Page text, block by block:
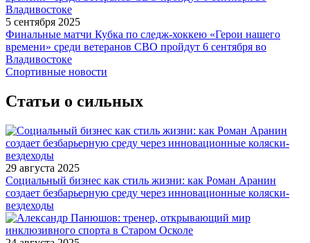
5 сентября 2025
Финальные матчи Кубка по следж-хоккею «Герои нашего
времени» среди ветеранов СВО пройдут 6 сентября во
Владивостоке
Спортивные новости
Статьи о сильных
29 августа 2025
Социальный бизнес как стиль жизни: как Роман Аранин
создает безбарьерную среду через инновационные коляски-
вездеходы